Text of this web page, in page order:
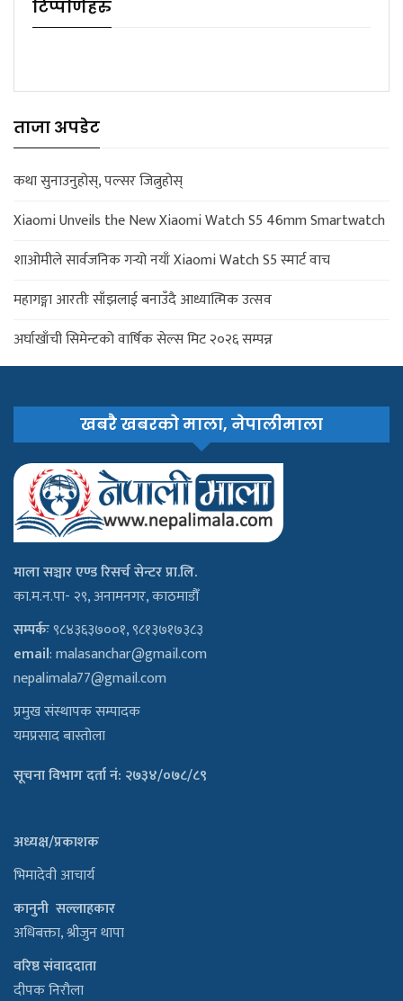
टिप्पणिहरु
ताजा अपडेट
कथा सुनाउनुहोस्, पल्सर जित्नुहोस्
Xiaomi Unveils the New Xiaomi Watch S5 46mm Smartwatch
शाओमीले सार्वजनिक गर्‍यो नयाँ Xiaomi Watch S5 स्मार्ट वाच
महागङ्गा आरतीः साँझलाई बनाउँदै आध्यात्मिक उत्सव
अर्घाखाँची सिमेन्टको वार्षिक सेल्स मिट २०२६ सम्पन्न
खबरै खबरको माला, नेपालीमाला
माला सञ्चार एण्ड रिसर्च सेन्टर प्रा.लि.
का.म.न.पा- २९, अनामनगर, काठमाडौँ
सम्पर्कः९८४३६३७००१, ९८१३७१७३८३
email:malasanchar@gmail.com
nepalimala77@gmail.com
प्रमुख संस्थापक सम्पादक
यमप्रसाद बास्तोला
सूचना विभाग दर्ता नं: २७३४/०७८/८९
अध्यक्ष/प्रकाशक
भिमादेवी आचार्य
कानुनी सल्लाहकार
अधिबक्ता, श्रीजुन थापा
वरिष्ठ संवाददाता
दीपक निरौला